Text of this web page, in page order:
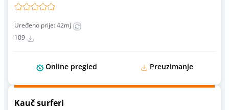
Uređeno prije: 42mj
109
Online pregled Preuzimanje
Kauč surferi